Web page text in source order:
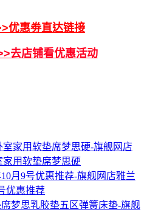
优惠劵直达链接
去店铺看优惠活动
家用软垫席梦思硬
雅兰
优惠推荐